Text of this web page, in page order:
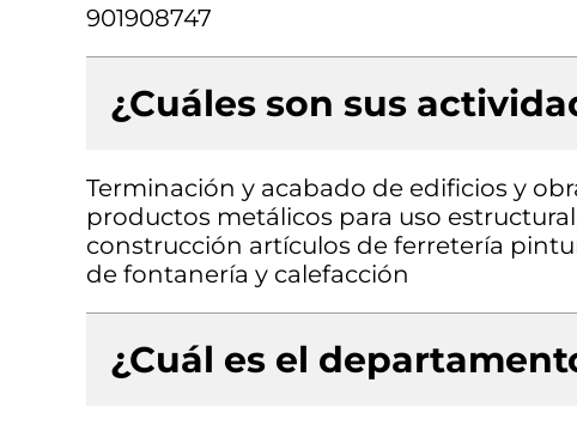
901908747
¿Cuáles son sus
Terminación y acabado de edificios y
productos metálicos para uso
construcción artículos de ferretería
de fontanería y calefacción
¿Cuál es el